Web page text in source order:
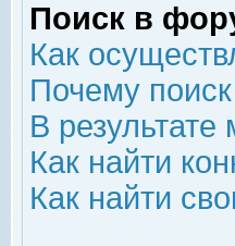
Поиск в
Как
Почему поиск
В
Как найти
Как найти